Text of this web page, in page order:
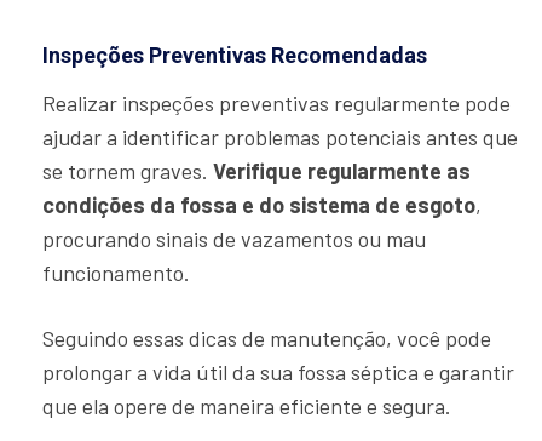
Inspeções Preventivas Recomendadas
Realizar inspeções preventivas regularmente pode
ajudar a identificar problemas potenciais antes que
se tornem graves. Verifique regularmente as
condições da fossa e do sistema de esgoto,
procurando sinais de vazamentos ou mau
funcionamento.
Seguindo essas dicas de manutenção, você pode
prolongar a vida útil da sua fossa séptica e garantir
que ela opere de maneira eficiente e segura.